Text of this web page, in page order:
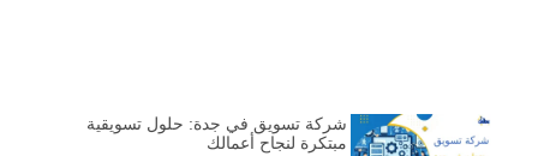
شركة تسويق في جدة: حلول تسويقية
مبتكرة لنجاح أعمالك